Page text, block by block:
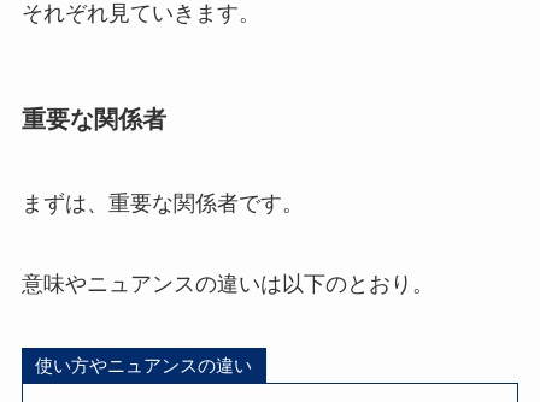
それぞれ見ていきます。
重要な関係者
まずは、重要な関係者です。
意味やニュアンスの違いは以下のとおり。
使い方やニュアンスの違い